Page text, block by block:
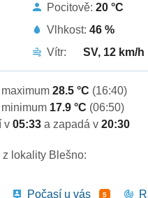
Pocitově:20 °C
Vlhkost:46 %
Vítr:
SV, 12 km/h
maximum28.5 °C (16:40)
17.9 °C (06:50)
v05:33a zapadá v20:30
lokality Blešno:
Počasí u vás 5